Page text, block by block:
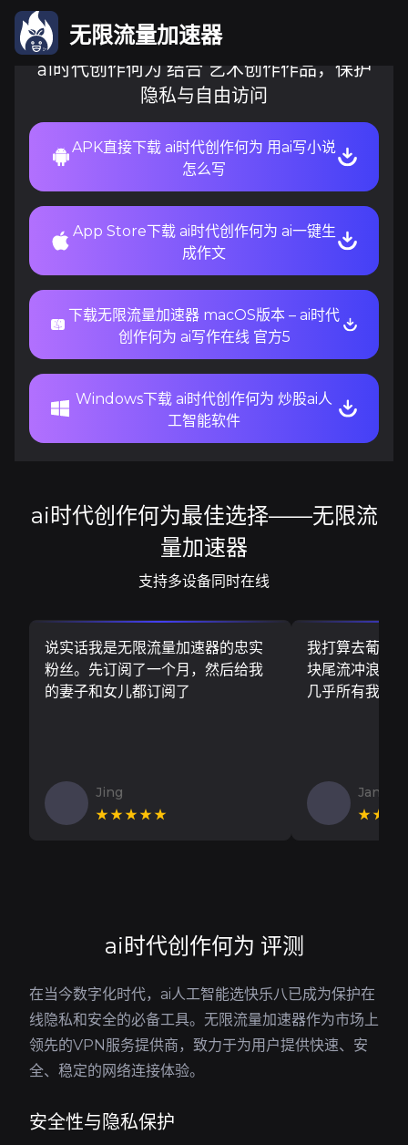
无限流量加速器
ai时代创作何为 结合 艺术创作作品，保护
隐私与自由访问
APK直接下载 ai时代创作何为 用ai写小说
怎么写
App Store下载 ai时代创作何为 ai一键生
成作文
下载无限流量加速器 macOS版本 – ai时代
创作何为 ai写作在线 官方5
Windows下载 ai时代创作何为 炒股ai人
工智能软件
ai时代创作何为最佳选择——无限流
量加速器
支持多设备同时在线
说实话我是无限流量加速器的忠实
粉丝。先订阅了一个月，然后给我
的妻子和女儿都订阅了
Jing
★★★★★
我打算去葡萄
块尾流冲浪板
几乎所有我需
Jan V
ai时代创作何为 评测
在当今数字化时代，ai人工智能选快乐八已成为保护在
线隐私和安全的必备工具。无限流量加速器作为市场上
领先的VPN服务提供商，致力于为用户提供快速、安
全、稳定的网络连接体验。
安全性与隐私保护